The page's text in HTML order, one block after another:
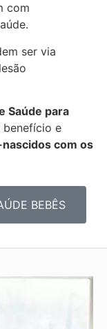
com
ser via
Saúde para
benefício e
com os
BEBÊS